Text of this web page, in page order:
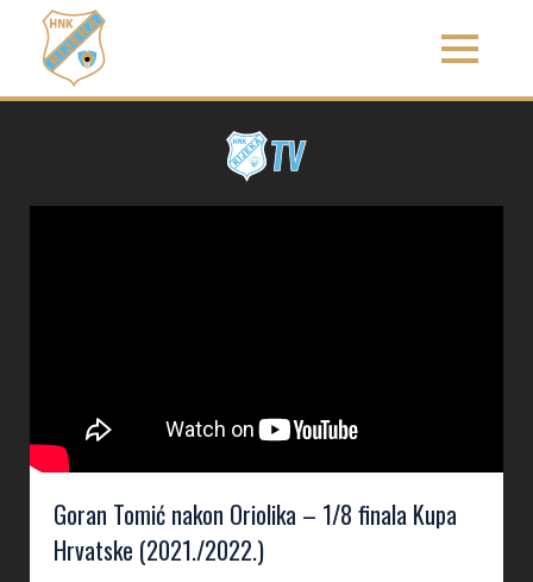
Goran Tomić nakon Oriolika – 1/8 finala Kupa
Hrvatske (2021./2022.)